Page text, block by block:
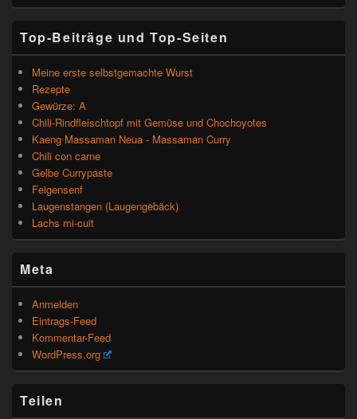
Top-Beiträge und Top-Seiten
Meine erste selbstgemachte Wurst
Rezepte
Gewürze: A
Chili-Rindfleischtopf mit Gemüse und Chochoyotes
Kaeng Massaman Neua - Massaman Curry
Chili con carne
Gelbe Currypaste
Feigensenf
Laugenstangen (Laugengebäck)
Lachs mi-cuit
Meta
Anmelden
Eintrags-Feed
Kommentar-Feed
WordPress.org
Teilen